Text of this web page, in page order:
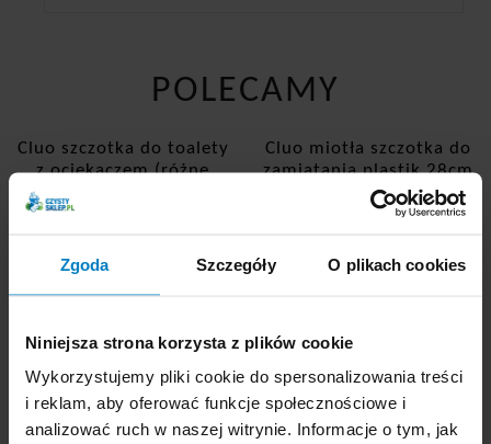
Zgoda Szczegóły O plikach cookies
Niniejsza strona korzysta z plików cookie
Wykorzystujemy pliki cookie do spersonalizowania treści
i reklam, aby oferować funkcje społecznościowe i
analizować ruch w naszej witrynie. Informacje o tym, jak
POLECAMY
Cluo szczotka do toalety
z ociekaczem (różne
Cluo miotła szczotka do
zamiatania plastik 28cm
1szt.